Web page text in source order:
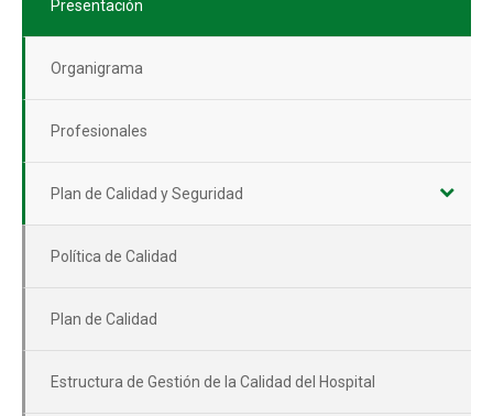
Presentación
Organigrama
Profesionales
Plan de Calidad y Seguridad
Política de Calidad
Plan de Calidad
Estructura de Gestión de la Calidad del Hospital